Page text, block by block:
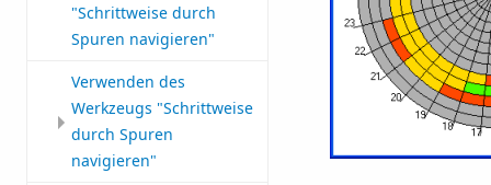
"Schrittweise durch
Spuren navigieren"
Verwenden des
Werkzeugs "Schrittweise
durch Spuren
navigieren"